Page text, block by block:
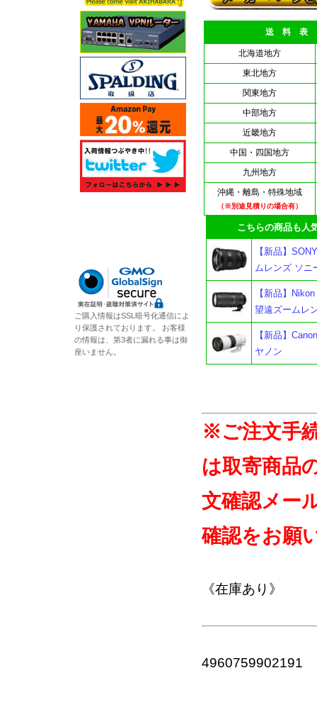
送 料 表
北海道地方
東北地方
関東地方
中部地方
近畿地方
中国・四国地方
九州地方
沖縄・離島・特殊地域
（※別途見積りの場合有）
こちらの商品も人気
【新品】
ムレンズ ソニ
【新品】
望遠ズームレ
【新品】
ヤノン
※ご注文手
は取寄商品
文確認メー
確認をお願
《在庫あり》
4960759902191
ご購入情報はSSL暗号化通信によ
り保護されております。 お客様
の情報は、第3者に漏れる事は御
座いません。